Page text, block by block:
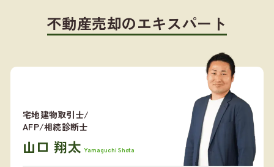
不動産売却のエキスパート
宅地建物取引士/
AFP/相続診断士
山口 翔太 Yamaguchi Shota